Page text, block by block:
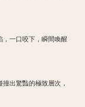
一口咬下，瞬間喚醒
出驚豔的極致層次，